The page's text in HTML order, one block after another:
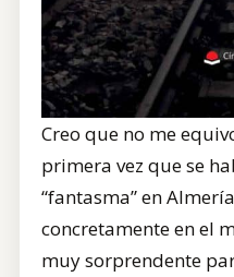
Creo que no me
primera vez que se
“fantasma” en
concretamente en el
muy sorprendente